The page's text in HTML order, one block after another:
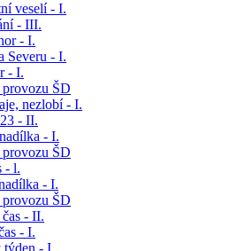
veselí - I.
- III.
- I.
Severu - I.
- I.
provozu ŠD
nezlobí - I.
- II.
- I.
provozu ŠD
- l.
- I.
provozu ŠD
- II.
- I.
týden - I.